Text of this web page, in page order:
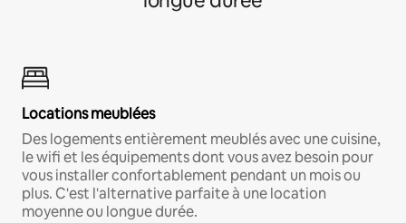
Locations meublées
Des logements entièrement meublés avec une cuisine,
le wifi et les équipements dont vous avez besoin pour
vous installer confortablement pendant un mois ou
plus. C'est l'alternative parfaite à une location
moyenne ou longue durée.